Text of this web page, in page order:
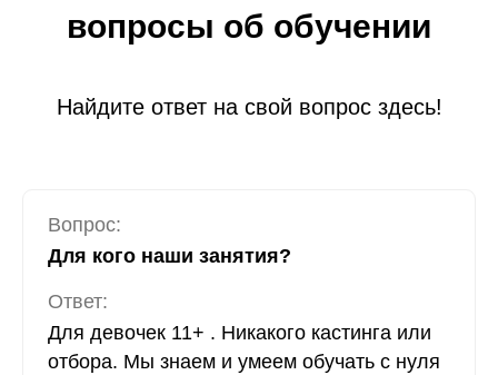
вопросы об обучении
Найдите ответ на свой вопрос здесь!
Вопрос:
Для кого наши занятия?
Ответ:
Для девочек 11+ . Никакого кастинга или
отбора. Мы знаем и умеем обучать с нуля